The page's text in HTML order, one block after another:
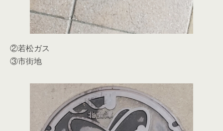
②若松ガス
③市街地